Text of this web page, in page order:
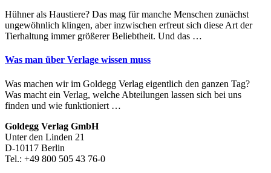
Hühner als Haustiere? Das mag für manche Menschen zunächst
ungewöhnlich klingen, aber inzwischen erfreut sich diese Art der
Tierhaltung immer größerer Beliebtheit. Und das …
Was man über Verlage wissen muss
Was machen wir im Goldegg Verlag eigentlich den ganzen Tag?
Was macht ein Verlag, welche Abteilungen lassen sich bei uns
finden und wie funktioniert …
Footer-
Section
Goldegg Verlag GmbH
Unter den Linden 21
D-10117 Berlin
Tel.: +49 800 505 43 76-0